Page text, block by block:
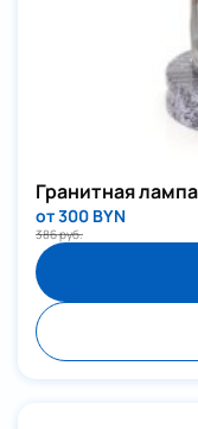
Гранитная
от 300 BYN
386 руб.